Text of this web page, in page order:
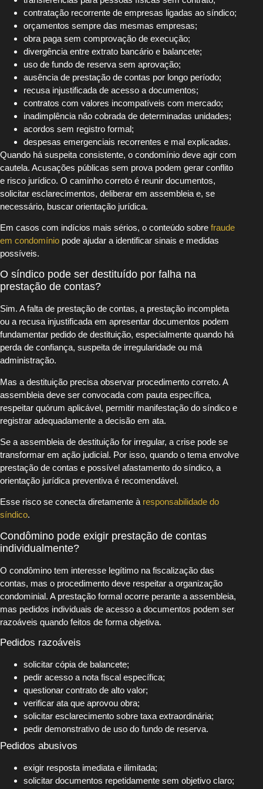
contratação recorrente de empresas ligadas ao síndico;
orçamentos sempre das mesmas empresas;
obra paga sem comprovação de execução;
divergência entre extrato bancário e balancete;
uso de fundo de reserva sem aprovação;
ausência de prestação de contas por longo período;
recusa injustificada de acesso a documentos;
contratos com valores incompatíveis com mercado;
inadimplência não cobrada de determinadas unidades;
acordos sem registro formal;
despesas emergenciais recorrentes e mal explicadas.
Quando há suspeita consistente, o condomínio deve agir com
cautela. Acusações públicas sem prova podem gerar conflito
e risco jurídico. O caminho correto é reunir documentos,
solicitar esclarecimentos, deliberar em assembleia e, se
necessário, buscar orientação jurídica.
Em casos com indícios mais sérios, o conteúdo sobre fraude
em condomínio pode ajudar a identificar sinais e medidas
possíveis.
O síndico pode ser destituído por falha na
prestação de contas?
Sim. A falta de prestação de contas, a prestação incompleta
ou a recusa injustificada em apresentar documentos podem
fundamentar pedido de destituição, especialmente quando há
perda de confiança, suspeita de irregularidade ou má
administração.
Mas a destituição precisa observar procedimento correto. A
assembleia deve ser convocada com pauta específica,
respeitar quórum aplicável, permitir manifestação do síndico e
registrar adequadamente a decisão em ata.
Se a assembleia de destituição for irregular, a crise pode se
transformar em ação judicial. Por isso, quando o tema envolve
prestação de contas e possível afastamento do síndico, a
orientação jurídica preventiva é recomendável.
Esse risco se conecta diretamente à responsabilidade do
síndico.
Condômino pode exigir prestação de contas
individualmente?
O condômino tem interesse legítimo na fiscalização das
contas, mas o procedimento deve respeitar a organização
condominial. A prestação formal ocorre perante a assembleia,
mas pedidos individuais de acesso a documentos podem ser
razoáveis quando feitos de forma objetiva.
Pedidos razoáveis
solicitar cópia de balancete;
pedir acesso a nota fiscal específica;
questionar contrato de alto valor;
verificar ata que aprovou obra;
solicitar esclarecimento sobre taxa extraordinária;
pedir demonstrativo de uso do fundo de reserva.
Pedidos abusivos
exigir resposta imediata e ilimitada;
solicitar documentos repetidamente sem objetivo claro;